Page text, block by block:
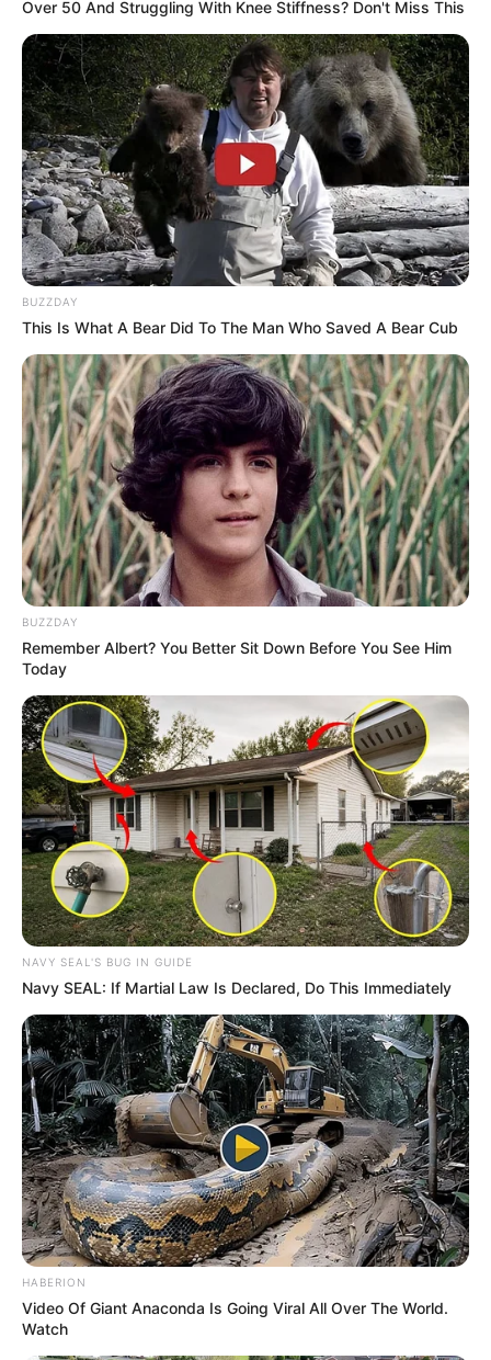
Share a pattern
Forever 21
Over 50 And Struggling With Knee Stiffness? Don't Miss This
BUZZDAY
This Is What A Bear Did To The Man Who Saved A Bear Cub
BUZZDAY
Remember Albert? You Better Sit Down Before You See Him
Today
NAVY SEAL'S BUG IN GUIDE
Navy SEAL: If Martial Law Is Declared, Do This Immediately
HABERION
Video Of Giant Anaconda Is Going Viral All Over The World.
Watch